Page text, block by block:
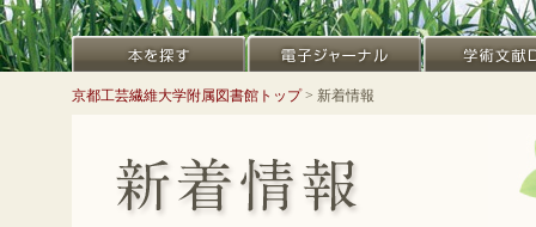
京都工芸繊維大学附属図書館トップ> 新着情報